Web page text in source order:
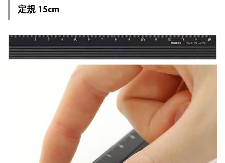
定規 15cm